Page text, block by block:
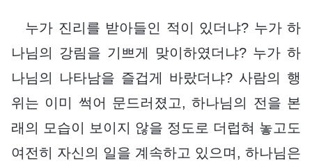
누가 진리를 받아들인 적이 있더냐? 누가 하
나님의 강림을 기쁘게 맞이하였더냐? 누가 하
나님의 나타남을 즐겁게 바랐더냐? 사람의 행
위는 이미 썩어 문드러졌고, 하나님의 전을 본
래의 모습이 보이지 않을 정도로 더럽혀 놓고도
여전히 자신의 일을 계속하고 있으며, 하나님은